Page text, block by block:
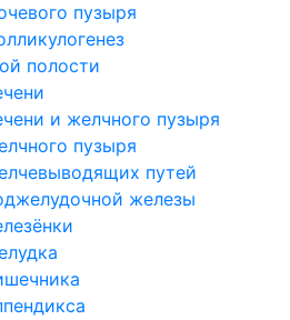
пузыря
полости
и желчного пузыря
пузыря
путей
железы